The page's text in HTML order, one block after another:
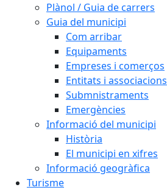
Plànol / Guia de carrers
Guia del municipi
Com arribar
Equipaments
Empreses i comerços
Entitats i associacions
Submnistraments
Emergències
Informació del municipi
Història
El municipi en xifres
Informació geogràfica
Turisme